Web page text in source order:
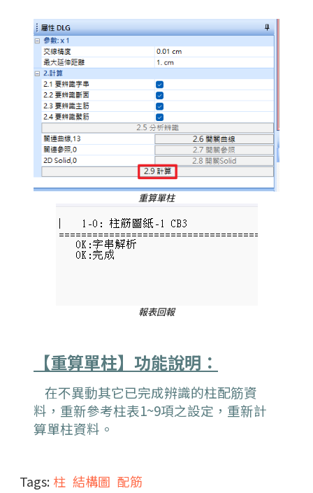
重算單柱
報表回報
【重算單柱】功能說明：
在不異動其它已完成辨識的柱配筋資
料，重新參考柱表1~9項之設定，重新計
算單柱資料。
Tags: 柱 結構圖 配筋